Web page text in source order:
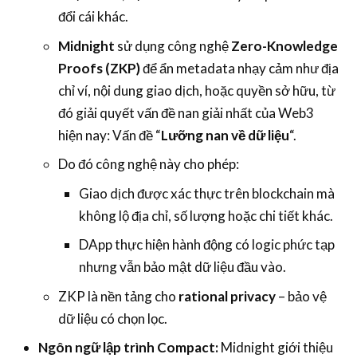
đổi cái khác.
Midnight sử dụng công nghệZero-Knowledge
Proofs (ZKP)để ẩn metadata nhạy cảm như địa
chỉ ví, nội dung giao dịch, hoặc quyền sở hữu, từ
đó giải quyết vấn đề nan giải nhất của Web3
hiện nay: Vấn đề “Lưỡng nan về dữ liệu“.
Do đó công nghệ này cho phép:
Giao dịch được xác thực trên blockchain mà
không lộ địa chỉ, số lượng hoặc chi tiết khác.
DApp thực hiện hành động có logic phức tạp
nhưng vẫn bảo mật dữ liệu đầu vào.
ZKP là nền tảng cho rational privacy– bảo vệ
dữ liệu có chọn lọc.
Ngôn ngữ lập trình Compact:Midnight giới thiệu